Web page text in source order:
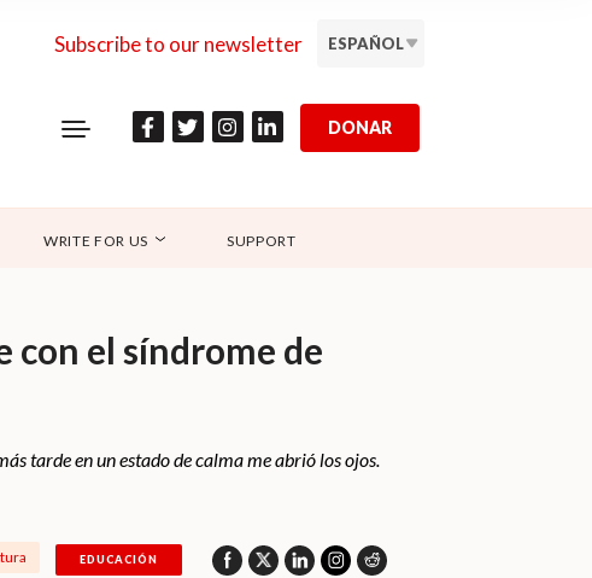
Subscribe to our newsletter ESPAÑOL
DONAR
WRITE FOR US SUPPORT
con el síndrome de
tarde en un estado de calma me abrió los ojos.
EDUCACIÓN